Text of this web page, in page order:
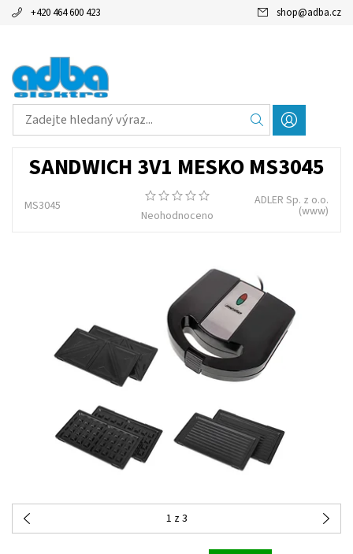
+420 464 600 423 shop@adba.cz
SANDWICH 3V1 MESKO MS3045
MS3045
Neohodnoceno
ADLER Sp. z o.o.
(www)
1 z 3